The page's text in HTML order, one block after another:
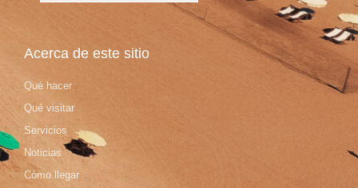
Acerca de este sitio
Qué hacer
Qué visitar
Servicios
Noticias
Cómo llegar